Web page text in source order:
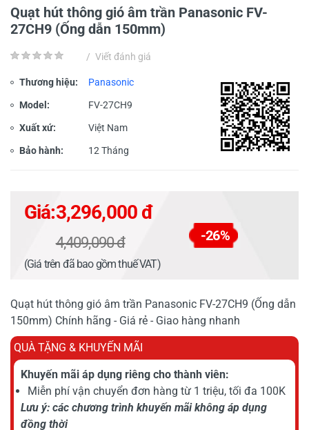
Quạt hút thông gió âm trần Panasonic FV-
27CH9 (Ống dẫn 150mm)
/ Viết đánh giá
Thương hiệu: Panasonic
Model: FV-27CH9
Xuất xứ: Việt Nam
Bảo hành: 12 Tháng
Giá:3,296,000 đ
4,409,090 đ -26%
(Giá trên đã bao gồm thuế VAT)
Quạt hút thông gió âm trần Panasonic FV-27CH9 (Ống dẫn
150mm) Chính hãng - Giá rẻ - Giao hàng nhanh
QUÀ TẶNG & KHUYẾN MÃI
Khuyến mãi áp dụng riêng cho thành viên:
Miễn phí vận chuyển đơn hàng từ 1 triệu, tối đa 100K
Lưu ý: các chương trình khuyến mãi không áp dụng
đồng thời